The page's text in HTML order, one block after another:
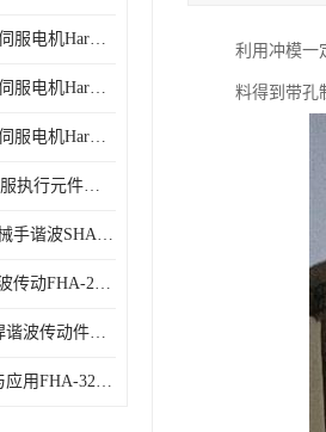
monic德国进口伺服电机Har中国总代理代理
monic德国进口伺服电机Har中国总代理公司
monic德国进口伺服电机Har中国总代理供应
哈默纳科 AC伺服执行元件扁平型SHA系列
日本HD机夹机械手谐波SHA32A120CG-B12B
日本HD电刷谐波传动FHA-25C-50-E250-C
工件定位点固焊谐波传动件哈默纳科CSF-45-100-2UH
五轴机床功能与应用FHA-32C-50-US250
利用冲模一
料得到带孔